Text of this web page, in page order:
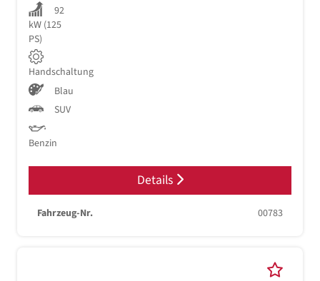
92
kW (125
PS)
Handschaltung
Blau
SUV
Benzin
Details
Fahrzeug-Nr. 00783